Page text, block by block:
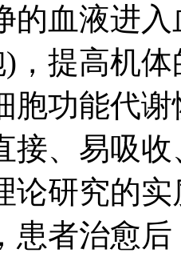
的血液进
，提高机
胞功能代
接、易吸
论研究的
患者治愈